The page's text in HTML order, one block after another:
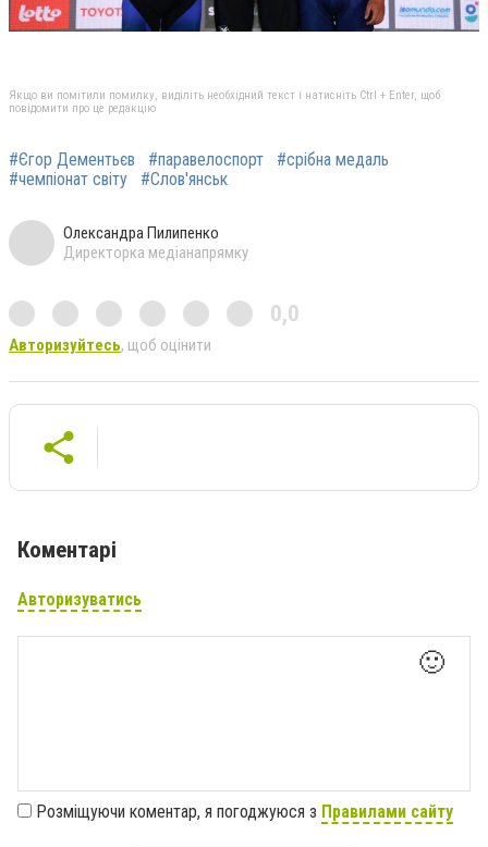
Якщо ви помітили помилку, виділіть необхідний текст і натисніть Ctrl + Enter, щоб
повідомити про це редакцію
#Єгор Дементьєв #паравелоспорт
#срібна медаль
#чемпіонат світу
#Слов'янськ
Олександра Пилипенко
Директорка медіанапрямку
0,0
Авторизуйтесь, щоб оцінити
Коментарі
Авторизуватись
🙂
Розміщуючи коментар, я погоджуюся з Правилами сайту